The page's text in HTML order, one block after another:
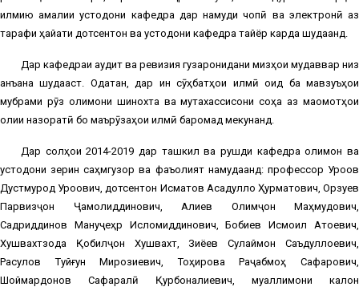
илмию амалии устодони кафедра дар намуди чопӣ ва электронӣ аз
тарафи ҳайати дотсентон ва устодони кафедра тайёр карда шудаанд.
Дар кафедраи аудит ва ревизия гузаронидани мизҳои мудаввар низ
анъана шудааст. Одатан, дар ин сӯҳбатҳои илмӣ оид ба мавзуъҳои
мубрами рӯз олимони шинохта ва мутахассисони соҳа аз мақомотҳои
олии назоратӣ бо маърӯзаҳои илмӣ баромад мекунанд.
Дар солҳои 2014-2019 дар ташкил ва рушди кафедра олимон ва
устодони зерин саҳмгузор ва фаъолият намудаанд: профессор Уроқов
Дустмурод Уроқович, дотсентон Исматов Асадулло Ҳурматович, Орзуев
Парвизҷон Ҷамолиддинович, Алиев Олимҷон Маҳмудович,
Садриддинов Мануҷеҳр Исломиддинович, Бобиев Исмоил Атоевич,
Хушвахтзода Қобилҷон Хушвахт, Зиёев Сулаймон Саъдуллоевич,
Расулов Туйғун Мирқозиевич, Тоҳирова Раҷабмоҳ Сафарович,
Шоймардонов Сафаралӣ Қурбоналиевич, муаллимони калон